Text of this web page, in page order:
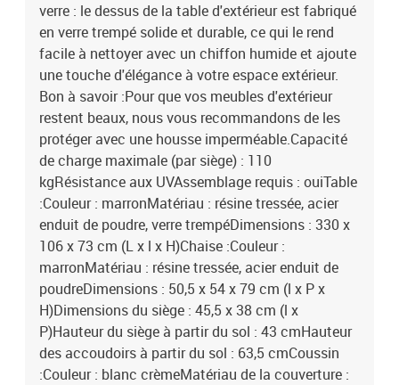
verre : le dessus de la table d'extérieur est fabriqué
en verre trempé solide et durable, ce qui le rend
facile à nettoyer avec un chiffon humide et ajoute
une touche d'élégance à votre espace extérieur.
Bon à savoir :Pour que vos meubles d'extérieur
restent beaux, nous vous recommandons de les
protéger avec une housse imperméable.Capacité
de charge maximale (par siège) : 110
kgRésistance aux UVAssemblage requis : ouiTable
:Couleur : marronMatériau : résine tressée, acier
enduit de poudre, verre trempéDimensions : 330 x
106 x 73 cm (L x l x H)Chaise :Couleur :
marronMatériau : résine tressée, acier enduit de
poudreDimensions : 50,5 x 54 x 79 cm (l x P x
H)Dimensions du siège : 45,5 x 38 cm (l x
P)Hauteur du siège à partir du sol : 43 cmHauteur
des accoudoirs à partir du sol : 63,5 cmCoussin
:Couleur : blanc crèmeMatériau de la couverture :